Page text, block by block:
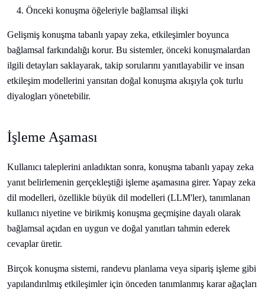
Önceki konuşma öğeleriyle bağlamsal ilişki
Gelişmiş konuşma tabanlı yapay zeka, etkileşimler boyunca
bağlamsal farkındalığı korur. Bu sistemler, önceki konuşmalardan
ilgili detayları saklayarak, takip sorularını yanıtlayabilir ve insan
etkileşim modellerini yansıtan doğal konuşma akışıyla çok turlu
diyalogları yönetebilir.
İşleme Aşaması
Kullanıcı taleplerini anladıktan sonra, konuşma tabanlı yapay zeka
yanıt belirlemenin gerçekleştiği işleme aşamasına girer. Yapay zeka
dil modelleri, özellikle büyük dil modelleri (LLM'ler), tanımlanan
kullanıcı niyetine ve birikmiş konuşma geçmişine dayalı olarak
bağlamsal açıdan en uygun ve doğal yanıtları tahmin ederek
cevaplar üretir.
Birçok konuşma sistemi, randevu planlama veya sipariş işleme gibi
yapılandırılmış etkileşimler için önceden tanımlanmış karar ağaçları